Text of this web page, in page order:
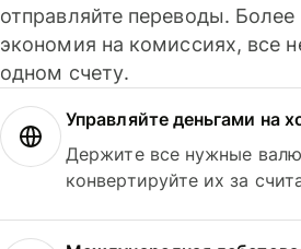
отправляйте переводы.
экономия на комиссиях, все
одном счету.
Управляйте деньгами на
Держите все нужные
конвертируйте их за